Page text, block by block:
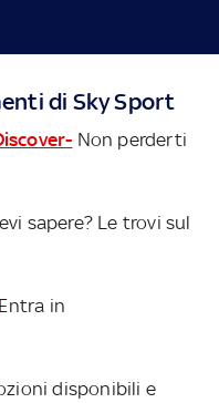
di Sky Sport
Non perderti
sapere? Le trovi sul
Entra in
disponibili e